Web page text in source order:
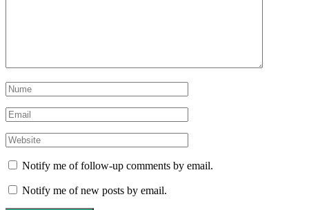
Notify me of follow-up comments by email.
Notify me of new posts by email.